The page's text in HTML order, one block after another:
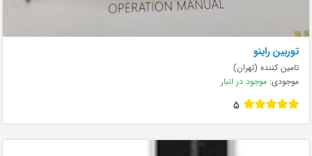
توربین راینو
تامین کننده (تهران)
موجودی: موجود در انبار
5